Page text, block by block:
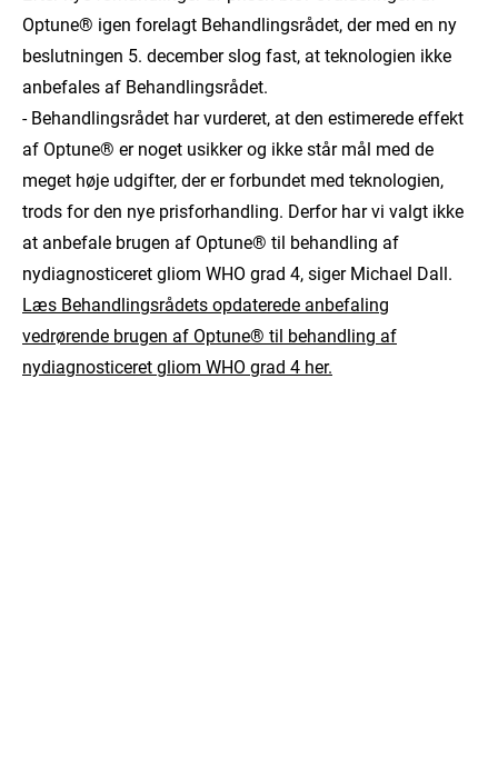
Optune® igen forelagt Behandlingsrådet, der med en ny
beslutningen 5. december slog fast, at teknologien ikke
anbefales af Behandlingsrådet.
- Behandlingsrådet har vurderet, at den estimerede effekt
af Optune® er noget usikker og ikke står mål med de
meget høje udgifter, der er forbundet med teknologien,
trods for den nye prisforhandling. Derfor har vi valgt ikke
at anbefale brugen af Optune® til behandling af
nydiagnosticeret gliom WHO grad 4, siger Michael Dall.
Læs Behandlingsrådets opdaterede anbefaling
vedrørende brugen af Optune® til behandling af
nydiagnosticeret gliom WHO grad 4 her.